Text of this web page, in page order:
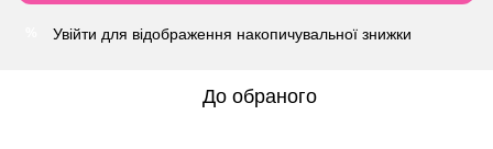
Увійти для відображення накопичувальної знижки
До обраного